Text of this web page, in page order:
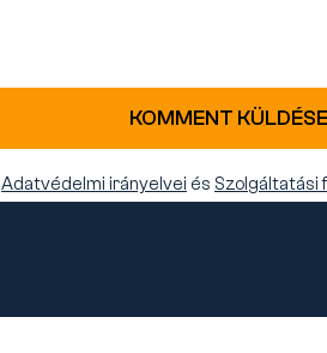
KOMMENT KÜLDÉSE
Adatvédelmi irányelvei és Szolgáltatási